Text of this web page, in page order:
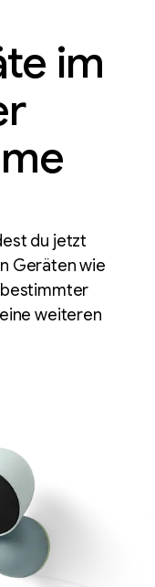
im
du jetzt
Geräten wie
bestimmter
weiteren